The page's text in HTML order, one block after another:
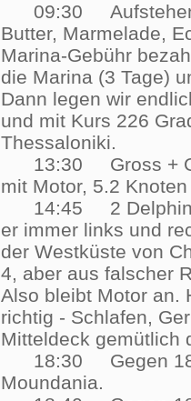
09:30 Aufstehen
Butter, Marmelade,
Marina-Gebühr
die Marina (3 Tage)
Dann legen wir
und mit Kurs 226
Thessaloniki.
13:30 Gross +
mit Motor, 5.2
14:45 2 Delphine
er immer links und
der Westküste von
4, aber aus falscher
Also bleibt Motor an.
richtig - Schlafen,
Mitteldeck
18:30 Gegen
Moundania.